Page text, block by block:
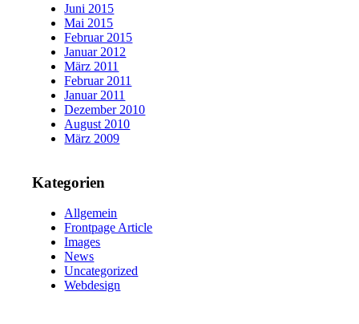
Juni 2015
Mai 2015
Februar 2015
Januar 2012
März 2011
Februar 2011
Januar 2011
Dezember 2010
August 2010
März 2009
Kategorien
Allgemein
Frontpage Article
Images
News
Uncategorized
Webdesign